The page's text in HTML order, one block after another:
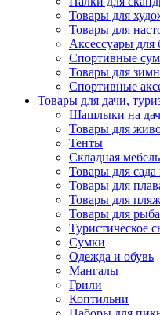
Товары для
Товары для
Аксессуары для
Спортивные
Товары для
Спортивные
Товары для дачи,
Шашлыки на
Товары для
Тенты
Складная мебель
Товары для сада
Товары для
Товары для
Товары для
Туристическое
Сумки
Одежда и обувь
Мангалы
Грили
Коптильни